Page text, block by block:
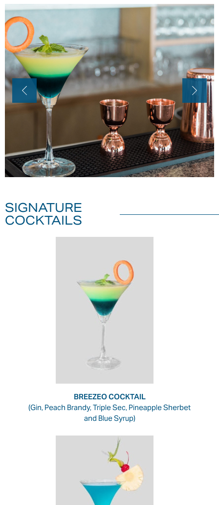
SIGNATURE
COCKTAILS
BREEZEO COCKTAIL
(Gin, Peach Brandy, Triple Sec, Pineapple Sherbet
and Blue Syrup)